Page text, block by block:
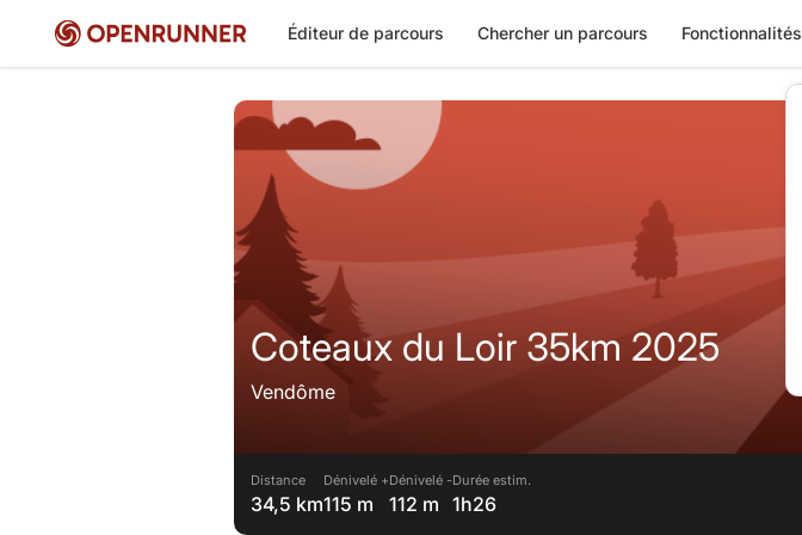
Éditeur de parcours Chercher un parcours Fonctionnalités
Coteaux du Loir 35km 2025
Vendôme
Distance
34,5 km
Dénivelé +
115 m
Dénivelé -
112 m
Durée estim.
1h26